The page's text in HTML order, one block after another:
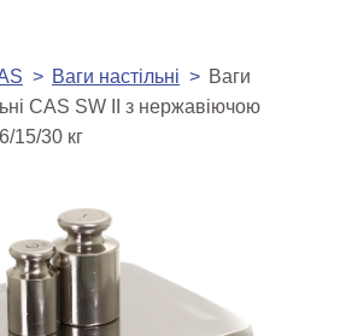
Ваги настільні
Ваги
CAS SW II з нержавіючою
15/30 кг